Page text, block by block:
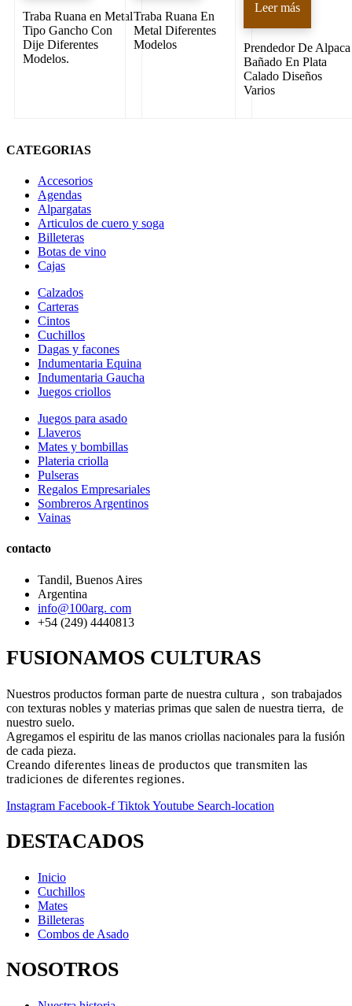
Traba Ruana en Metal
Tipo Gancho Con
Dije Diferentes
Modelos.
Traba Ruana En
Metal Diferentes
Modelos
Leer más
Prendedor De Alpaca
Bañado En Plata
Calado Diseños
Varios
CATEGORIAS
Accesorios
Agendas
Alpargatas
Articulos de cuero y soga
Billeteras
Botas de vino
Cajas
Calzados
Carteras
Cintos
Cuchillos
Dagas y facones
Indumentaria Equina
Indumentaria Gaucha
Juegos criollos
Juegos para asado
Llaveros
Mates y bombillas
Plateria criolla
Pulseras
Regalos Empresariales
Sombreros Argentinos
Vainas
contacto
Tandil, Buenos Aires
Argentina
info@100arg. com
+54 (249) 4440813
FUSIONAMOS CULTURAS
Nuestros productos forman parte de nuestra cultura , son trabajados
con texturas nobles y materias primas que salen de nuestra tierra, de
nuestro suelo.
Agregamos el espiritu de las manos criollas nacionales para la fusión
de cada pieza.
Creando diferentes lineas de productos que transmiten las
tradiciones de diferentes regiones.
Instagram Facebook-f TiktokYoutube Search-location
DESTACADOS
Inicio
Cuchillos
Mates
Billeteras
Combos de Asado
NOSOTROS